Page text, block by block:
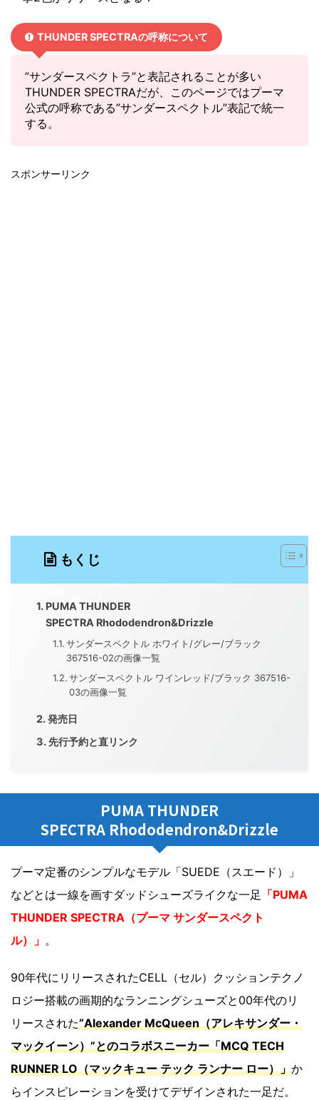
THUNDER SPECTRAの呼称について
”サンダースペクトラ”と表記されることが多い
THUNDER SPECTRAだが、このページではプーマ
公式の呼称である”サンダースペクトル”表記で統一
する。
スポンサーリンク
もくじ
PUMA THUNDER
SPECTRA Rhododendron&Drizzle
サンダースペクトル ホワイト/グレー/ブラック
367516-02の画像一覧
サンダースペクトル ワインレッド/ブラック 367516-
03の画像一覧
発売日
先行予約と直リンク
PUMA THUNDER
SPECTRA Rhododendron&Drizzle
プーマ定番のシンプルなモデル「SUEDE（スエード）」
などとは一線を画すダッドシューズライクな一足 「PUMA
THUNDER SPECTRA（プーマ サンダースペクト
ル）」 。
90年代にリリースされたCELL（セル）クッションテクノ
ロジー搭載の画期的なランニングシューズと00年代のリ
リースされた”Alexander McQueen（アレキサンダー・
マックイーン）”とのコラボスニーカー「MCQ TECH
RUNNER LO（マックキュー テック ランナー ロー）」か
らインスピレーションを受けてデザインされた一足だ。